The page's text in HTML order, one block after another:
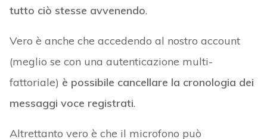
tutto ciò stesse avvenendo.
Vero è anche che accedendo al nostro account
(meglio se con una autenticazione multi-
fattoriale) è possibile cancellare la cronologia dei
messaggi voce registrati.
Altrettanto vero è che il microfono può